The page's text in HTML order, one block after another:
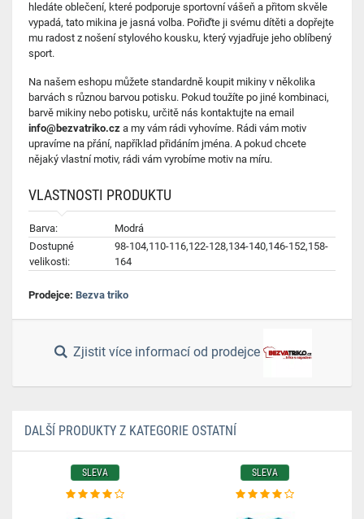
hledáte oblečení, které podporuje sportovní vášeň a přitom skvěle
vypadá, tato mikina je jasná volba. Pořiďte ji svému dítěti a dopřejte
mu radost z nošení stylového kousku, který vyjadřuje jeho oblíbený
sport.
Na našem eshopu můžete standardně koupit mikiny v několika
barvách s různou barvou potisku. Pokud toužíte po jiné kombinaci,
barvě mikiny nebo potisku, určitě nás kontaktujte na email
info@bezvatriko.cz a my vám rádi vyhovíme. Rádi vám motiv
upravíme na přání, například přidáním jména. A pokud chcete
nějaký vlastní motiv, rádi vám vyrobíme motiv na míru.
VLASTNOSTI PRODUKTU
Barva:
Modrá
Dostupné
velikosti:
98-104,110-116,122-128,134-140,146-152,158-
164
Prodejce: Bezva triko
Zjistit více informací od prodejce
DALŠÍ PRODUKTY Z KATEGORIE OSTATNÍ
SLEVA SLEVA